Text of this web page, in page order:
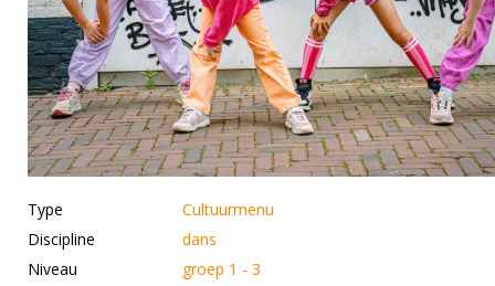
Type
Cultuurmenu
Discipline
dans
Niveau
groep 1 - 3